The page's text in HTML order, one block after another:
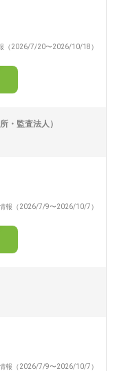
（2026/7/20〜2026/10/18）
・監査法人）
報（2026/7/9〜2026/10/7）
報（2026/7/9〜2026/10/7）